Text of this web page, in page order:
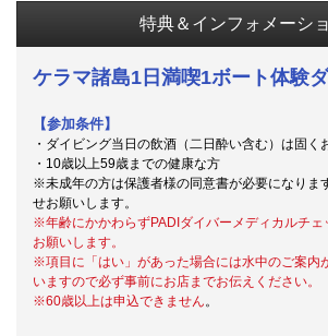
特典＆インフォメーシ
ケラマ諸島1日満喫1ボート体験
【参加条件】
・ダイビング当日の飲酒（二日酔い含む）は固く
・10歳以上59歳までの健康な方
※未成年の方は保護者様の同意書が必要になりま
せお願いします。
※年齢にかかわらずPADIダイバーメディカルチェ
お願いします。
※項目に「はい」があった場合には水中のご案内
いますので必ず事前にお店までお伝えください。
※60歳以上は申込できません 。